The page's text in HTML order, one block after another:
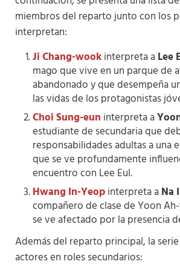
miembros del reparto junto con los
interpretan:
Ji Chang-wookinterpreta aLee
mago que vive en un parque de
abandonado y que desempeña
las vidas de los protagonistas
Choi Sung-eun interpreta a
estudiante de secundaria que
responsabilidades adultas a una
que se ve profundamente
encuentro con Lee Eul.
Hwang In-Yeopinterpreta aNa
compañero de clase de Yoon
se ve afectado por la presencia
Además del reparto principal, la
actores en roles secundarios: